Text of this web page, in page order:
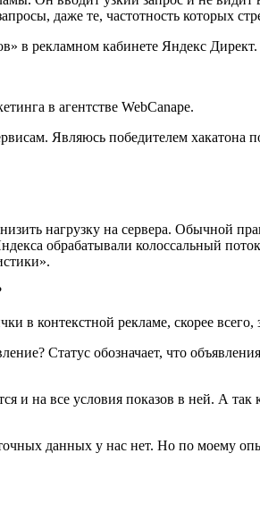
даже те, частотность которых
в рекламном кабинете Яндекс
в агентстве WebCanape.
Являюсь победителем хакатона
нагрузку на сервера. Обычной
обрабатывали колоссальный
в контекстной рекламе, скорее
Статус обозначает, что
и на все условия показов в ней. А
данных у нас нет. Но по моему